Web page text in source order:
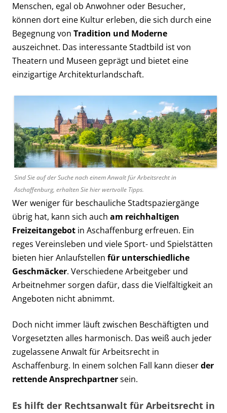
Menschen, egal ob Anwohner oder Besucher,
können dort eine Kultur erleben, die sich durch eine
Begegnung von Tradition und Moderne
auszeichnet. Das interessante Stadtbild ist von
Theatern und Museen geprägt und bietet eine
einzigartige Architekturlandschaft.
Sind Sie auf der Suche nach einem Anwalt für Arbeitsrecht in
Aschaffenburg, erhalten Sie hier wertvolle Tipps.
Wer weniger für beschauliche Stadtspaziergänge
übrig hat, kann sich auch am reichhaltigen
Freizeitangebot in Aschaffenburg erfreuen. Ein
reges Vereinsleben und viele Sport- und Spielstätten
bieten hier Anlaufstellen für unterschiedliche
Geschmäcker. Verschiedene Arbeitgeber und
Arbeitnehmer sorgen dafür, dass die Vielfältigkeit an
Angeboten nicht abnimmt.
Doch nicht immer läuft zwischen Beschäftigten und
Vorgesetzten alles harmonisch. Das weiß auch jeder
zugelassene Anwalt für Arbeitsrecht in
Aschaffenburg. In einem solchen Fall kann dieserder
rettende Ansprechpartnersein.
Es hilft der Rechtsanwalt für Arbeitsrecht in